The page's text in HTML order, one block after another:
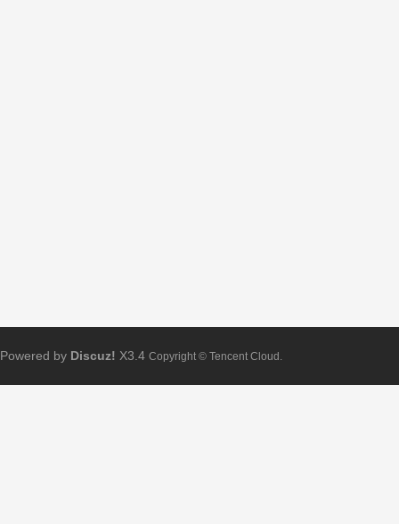
Powered by Discuz! X3.4 Copyright © Tencent Cloud.